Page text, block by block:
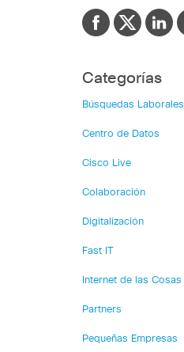
Categorías
Búsquedas Laborales
Centro de Datos
Cisco Live
Colaboración
Digitalización
Fast IT
Internet de las Cosas
Partners
Pequeñas Empresas